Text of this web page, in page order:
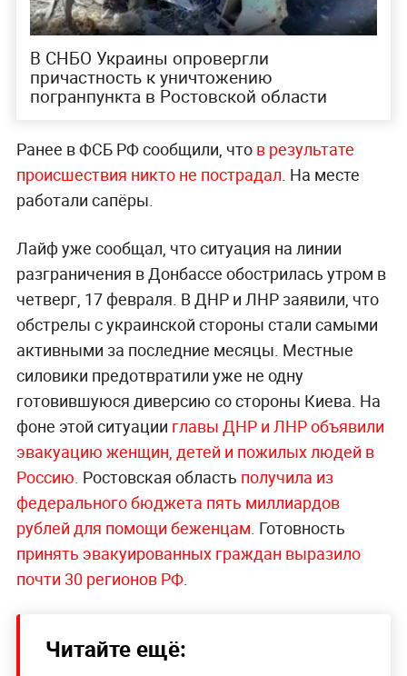
В СНБО Украины опровергли
причастность к уничтожению
погранпункта в Ростовской области
Ранее в ФСБ РФ сообщили, что в результате
происшествия никто не пострадал . На месте
работали сапёры.
Лайф уже сообщал, что ситуация на линии
разграничения в Донбассе обострилась утром в
четверг, 17 февраля. В ДНР и ЛНР заявили, что
обстрелы с украинской стороны стали самыми
активными за последние месяцы. Местные
силовики предотвратили уже не одну
готовившуюся диверсию со стороны Киева. На
фоне этой ситуации главы ДНР и ЛНР объявили
эвакуацию женщин, детей и пожилых людей в
Россию. Ростовская область получила из
федерального бюджета пять миллиардов
рублей для помощи беженцам . Готовность
принять эвакуированных граждан выразило
почти 30 регионов РФ.
Читайте ещё: